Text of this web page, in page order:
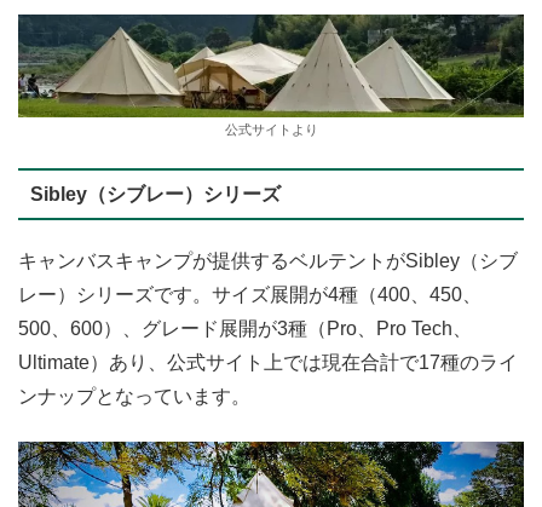
公式サイトより
Sibley（シブレー）シリーズ
キャンバスキャンプが提供するベルテントがSibley（シブ
レー）シリーズです。サイズ展開が4種（400、450、
500、600）、グレード展開が3種（Pro、Pro Tech、
Ultimate）あり、公式サイト上では現在合計で17種のライ
ンナップとなっています。